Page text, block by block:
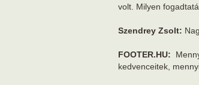
volt. Milyen
Szendrey Zsolt:
FOOTER.HU:
kedvenceitek,